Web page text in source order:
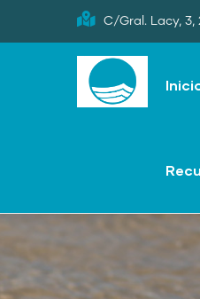
to
C/Gral. Lacy, 3,